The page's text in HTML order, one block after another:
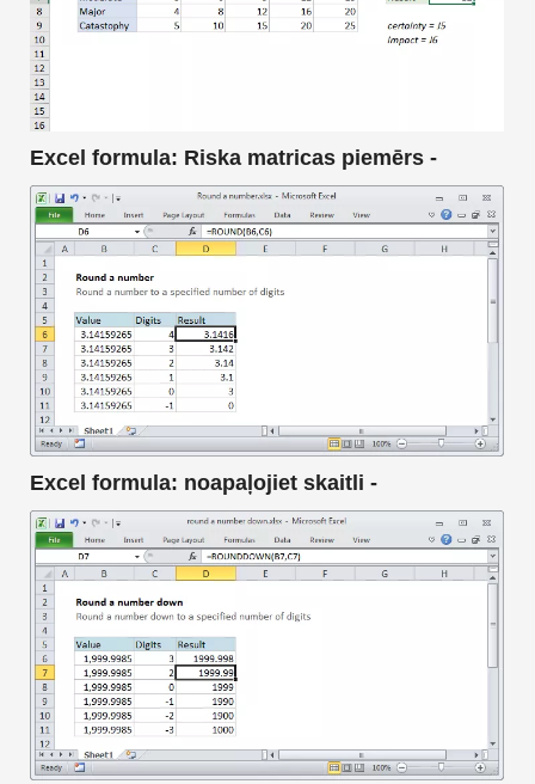
Excel formula: Riska matricas piemērs -
Excel formula: noapaļojiet skaitli -